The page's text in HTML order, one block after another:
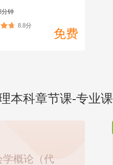
分钟
免费
8.8分
本科章节课-专业课
学概论（代